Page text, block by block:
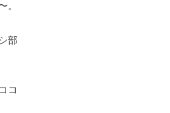
部
コ